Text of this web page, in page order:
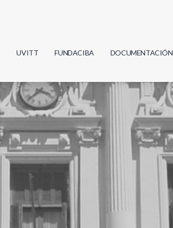
UVITT FUNDACIBA DOCUMENTACIÓN
Actas
Reglamentos
Documentos